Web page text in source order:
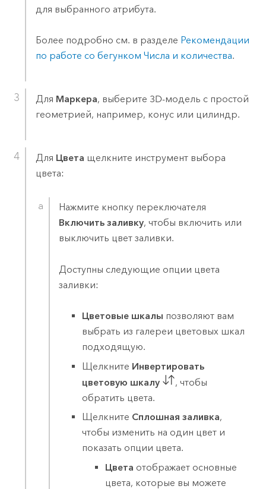
для выбранного атрибута.
Более подробно см. в разделе Рекомендации
по работе со бегунком Числа и количества.
Для Маркера, выберите 3D-модель с простой
геометрией, например, конус или цилиндр.
Для Цвета щелкните инструмент выбора
цвета:
Нажмите кнопку переключателя
Включить заливку, чтобы включить или
выключить цвет заливки.
Доступны следующие опции цвета
заливки:
Цветовые шкалы позволяют вам
выбрать из галереи цветовых шкал
подходящую.
Щелкните Инвертировать
цветовую шкалу
, чтобы
обратить цвета.
Щелкните Сплошная заливка,
чтобы изменить на один цвет и
показать опции цвета.
Цвета отображает основные
цвета, которые вы можете